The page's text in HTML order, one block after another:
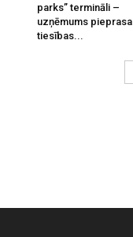
parks” termināli –
uzņēmums pieprasa
tiesības...